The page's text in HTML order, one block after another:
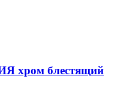
хром блестящий